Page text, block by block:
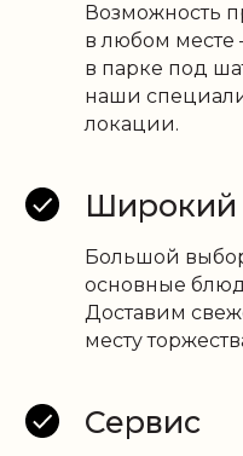
Возможность
в любом
в парке под
наши
локации.
Широкий
Большой
основные
Доставим
месту
Сервис